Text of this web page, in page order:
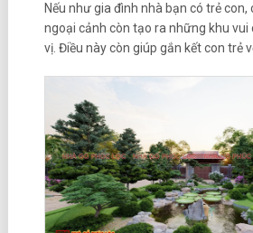
Nếu như gia đình nhà bạn có trẻ con,
ngoại cảnh còn tạo ra những khu vui
vị. Điều này còn giúp gắn kết con trẻ